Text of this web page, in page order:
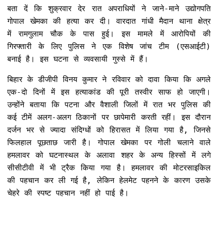
बता दें कि शुक्रवार देर रात अपराधियों ने जाने-माने उद्योगपति
गोपाल खेमका की हत्या कर दी। वारदात गांधी मैदान थाना क्षेत्र
में रामगुलाम चौक के पास हुई। इस मामले में आरोपियों की
गिरफ्तारी के लिए पुलिस ने एक विशेष जांच टीम (एसआईटी)
बनाई है। इस घटना से व्यवसायी गुस्से में हैं।
बिहार के डीजीपी विनय कुमार ने रविवार को दावा किया कि अगले
एक-दो दिनों में इस हत्याकांड की पूरी तस्वीर साफ हो जाएगी।
उन्होंने बताया कि पटना और वैशाली जिलों में रात भर पुलिस की
कई टीमें अलग-अलग ठिकानों पर छापेमारी करती रहीं। इस दौरान
दर्जन भर से ज्यादा संदिग्धों को हिरासत में लिया गया है, जिनसे
फिलहाल पूछताछ जारी है। गोपाल खेमका पर गोली चलाने वाले
हमलावर को घटनास्थल के अलावा शहर के अन्य हिस्सों में लगे
सीसीटीवी में भी ट्रैक किया गया है। हमलावर की मोटरसाइकिल
की पहचान कर ली गई है, लेकिन हेलमेट पहनने के कारण उसके
चेहरे की स्पष्ट पहचान नहीं हो पाई है।